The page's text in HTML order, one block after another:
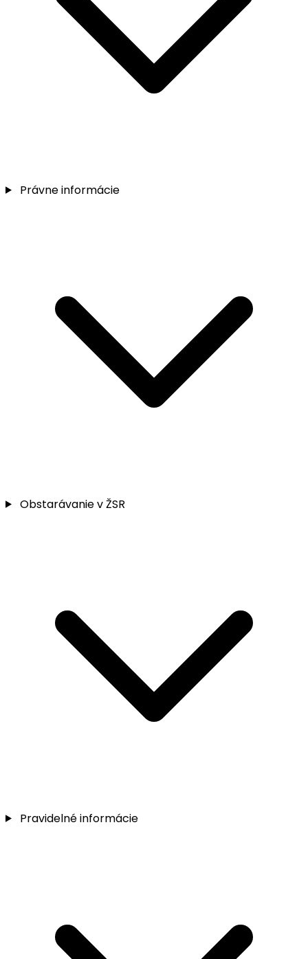
Právne informácie
Obstarávanie v ŽSR
Pravidelné informácie